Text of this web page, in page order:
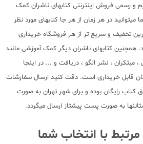
و رسمی فروش اینترنتی کتابهای ناشران کمک
در هر زمان از هر جا کتابهای مورد نظر
تخفیف و سریع تر از هر فروشگاه خریداری
همچنین کتابهای ناشران دیگر کمک آموزشی مانند
مبتکران ، نشر الگو ، دریافت و ... در اینجا
قابل خریداری است. دقت کنید ارسال سفارشات
در عشق کتاب رایگان بوده و برای شهر تهران به صورت
به صورت پست پیشتاز ارسال میگردد.
با انتخاب شما